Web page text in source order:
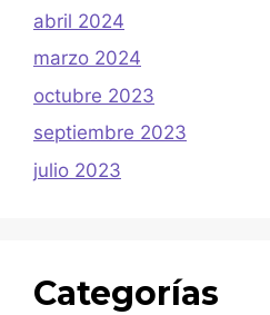
abril 2024
marzo 2024
octubre 2023
septiembre 2023
julio 2023
Categorías